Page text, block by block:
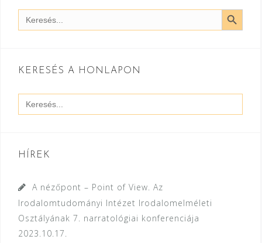
Search
for:
SEARCH
KERESÉS A HONLAPON
Search
for:
HÍREK
A nézőpont – Point of View. Az
Irodalomtudományi Intézet Irodalomelméleti
Osztályának 7. narratológiai konferenciája
2023.10.17.